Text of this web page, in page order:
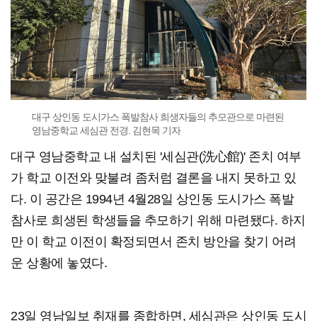
대구 상인동 도시가스 폭발참사 희생자들의 추모관으로 마련된
영남중학교 세심관 전경. 김현목 기자
대구 영남중학교 내 설치된 '세심관(洗心館)' 존치 여부
가 학교 이전와 맞불려 좀처럼 결론을 내지 못하고 있
다. 이 공간은 1994년 4월28일 상인동 도시가스 폭발
참사로 희생된 학생들을 추모하기 위해 마련됐다. 하지
만 이 학교 이전이 확정되면서 존치 방안을 찾기 어려
운 상황에 놓였다.
23일 영남일보 취재를 종합하면, 세심관은 상인동 도시